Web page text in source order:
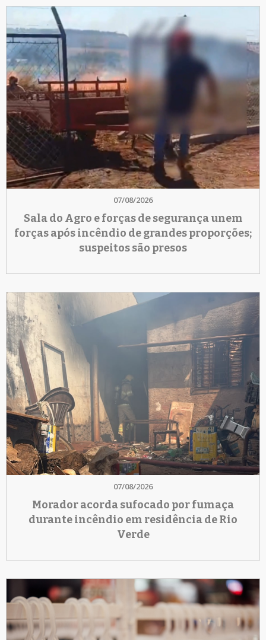
07/08/2026
Sala do Agro e forças de segurança unem
forças após incêndio de grandes proporções;
suspeitos são presos
07/08/2026
Morador acorda sufocado por fumaça
durante incêndio em residência de Rio
Verde